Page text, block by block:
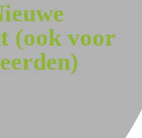
(ook voor